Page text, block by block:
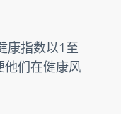
康指数以1至
他们在健康风